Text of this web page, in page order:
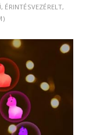
ÉRINTÉSVEZÉRELT,